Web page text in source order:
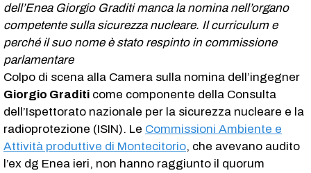
dell’Enea Giorgio Graditi manca la nomina nell’organo
competente sulla sicurezza nucleare. Il curriculum e
perché il suo nome è stato respinto in commissione
parlamentare
Colpo di scena alla Camera sulla nomina dell’ingegner
Giorgio Graditi come componente della Consulta
dell’Ispettorato nazionale per la sicurezza nucleare e la
radioprotezione (ISIN). Le Commissioni Ambiente e
Attività produttive di Montecitorio, che avevano audito
l’ex dg Enea ieri, non hanno raggiunto il quorum